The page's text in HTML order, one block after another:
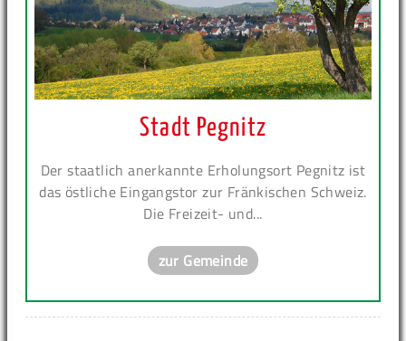
Stadt Pegnitz
Der staatlich anerkannte Erholungsort Pegnitz ist
das östliche Eingangstor zur Fränkischen Schweiz.
Die Freizeit- und...
zur Gemeinde